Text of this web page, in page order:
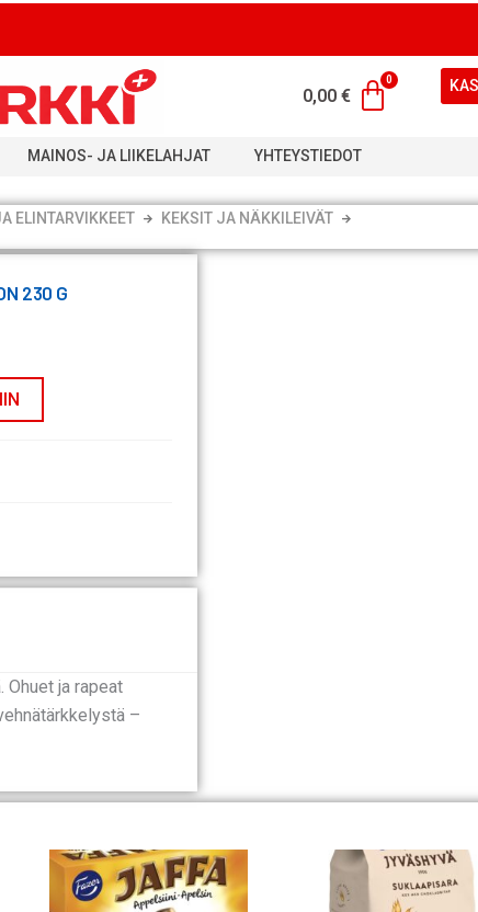
0,00 €
MAINOS- JA LIIKELAHJAT YHTEYSTIEDOT
ELINTARVIKKEET
KEKSIT JA NÄKKILEIVÄT
230 G
Ohuet ja rapeat
–